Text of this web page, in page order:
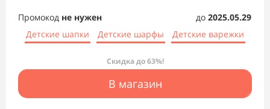
Промокод не нужен до 2025.05.29
Детские шапки
Детские шарфы Детские варежки
Скидка до 63%!
В магазин